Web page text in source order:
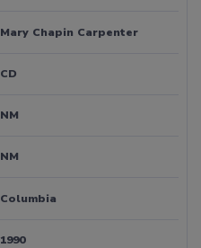
Mary Chapin Carpenter
CD
NM
NM
Columbia
1990